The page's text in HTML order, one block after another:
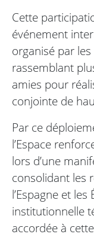
Cette
événement
organisé par
rassemblant
amies pour
conjointe de
Par ce
l’Espace
lors d’une
consolidant les
l’Espagne et
institutionnelle
accordée à